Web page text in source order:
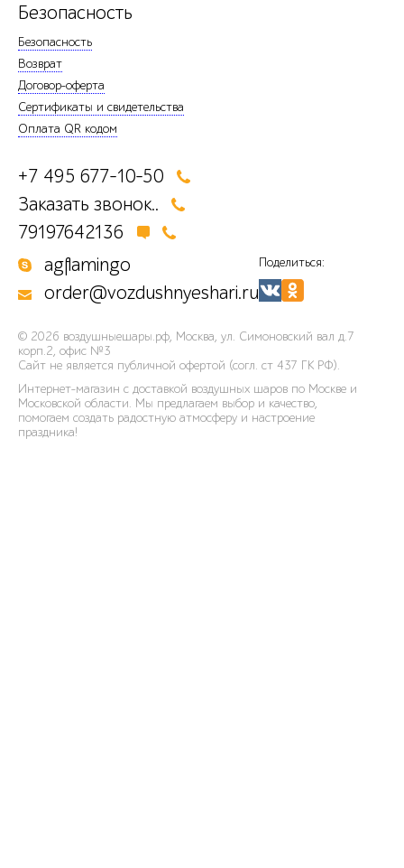
Безопасность
Безопасность
Возврат
Договор-оферта
Сертификаты и свидетельства
Оплата QR кодом
+7 495 677-10-50
Заказать звонок..
79197642136
agflamingo
order@vozdushnyeshari.ru
Поделиться:
© 2026 воздушныешары.рф, Москва, ул. Симоновский вал д.7
корп.2, офис №3
Сайт не является публичной офертой (согл. ст 437 ГК РФ).
Интернет-магазин с доставкой воздушных шаров по Москве и
Московской области. Мы предлагаем выбор и качество,
помогаем создать радостную атмосферу и настроение
праздника!